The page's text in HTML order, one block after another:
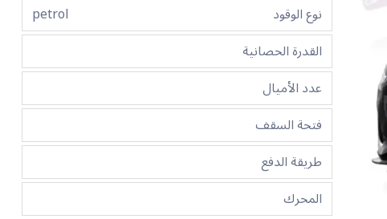
نوع الوقود
petrol
القدرة الحصانية
عدد الأميال
فتحة السقف
طريقة الدفع
المحرك